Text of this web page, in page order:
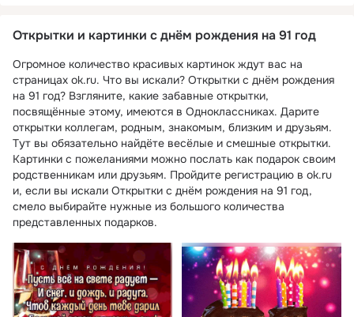
Открытки и картинки с днём рождения на 91 год
Огромное количество красивых картинок ждут вас на
страницах ok.ru. Что вы искали? Открытки с днём рождения
на 91 год? Взгляните, какие забавные открытки,
посвящённые этому, имеются в Одноклассниках. Дарите
открытки коллегам, родным, знакомым, близким и друзьям.
Тут вы обязательно найдёте весёлые и смешные открытки.
Картинки с пожеланиями можно послать как подарок своим
родственникам или друзьям. Пройдите регистрацию в ok.ru
и, если вы искали Открытки с днём рождения на 91 год,
смело выбирайте нужные из большого количества
представленных подарков.